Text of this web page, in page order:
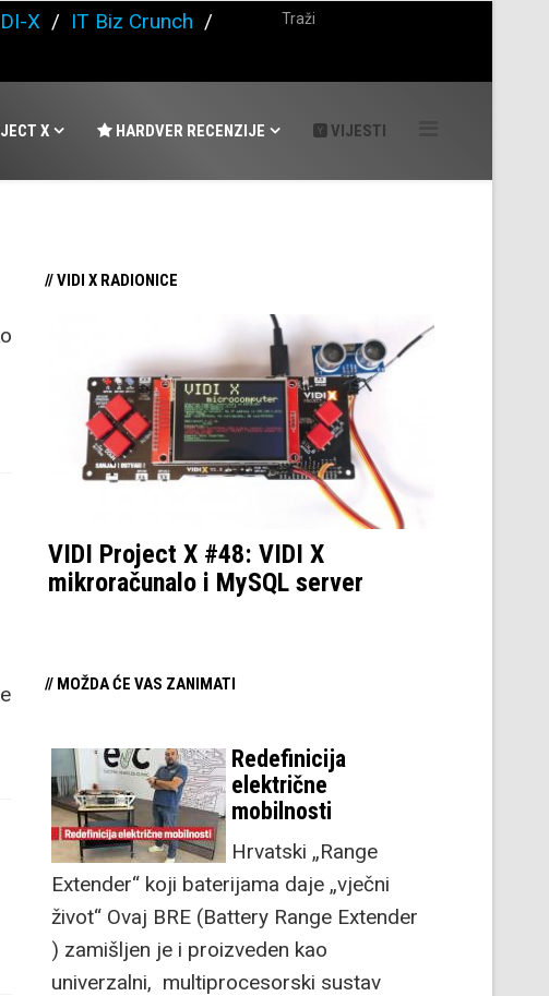
X / IT Biz Crunch /
X HARDVER RECENZIJE VIJESTI
// VIDI X RADIONICE
VIDI Project X #48: VIDI X
mikroračunalo i MySQL server
// MOŽDA ĆE VAS ZANIMATI
Redefinicija
električne
mobilnosti
Hrvatski „Range
Extender“ koji baterijama daje „vječni
život“ Ovaj BRE (Battery Range Extender
) zamišljen je i proizveden kao
univerzalni, multiprocesorski sustav